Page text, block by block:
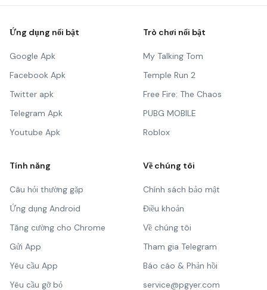
Ứng dụng nổi bật
Google Apk
Facebook Apk
Twitter apk
Telegram Apk
Youtube Apk
Trò chơi nổi bật
My Talking Tom
Temple Run 2
Free Fire: The Chaos
PUBG MOBILE
Roblox
Tính năng
Câu hỏi thường gặp
Ứng dụng Android
Tăng cường cho Chrome
Gửi App
Yêu cầu App
Yêu cầu gỡ bỏ
Về chúng tôi
Chính sách bảo mật
Điều khoản
Về chúng tôi
Tham gia Telegram
Báo cáo & Phản hồi
service@pgyer.com